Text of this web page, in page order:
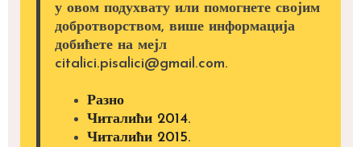
у овом подухвату или помогнете својим
добротворством, више информација
добићете на мејл
citalici.pisalici@gmail.com.
Разно
Читалићи 2014.
Читалићи 2015.